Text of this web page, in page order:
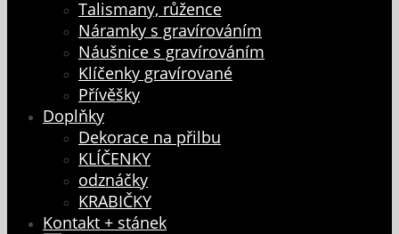
Talismany, růžence
Náramky s gravírováním
Náušnice s gravírováním
Klíčenky gravírované
Přívěšky
Doplňky
Dekorace na přilbu
KLÍČENKY
odznáčky
KRABIČKY
Kontakt + stánek